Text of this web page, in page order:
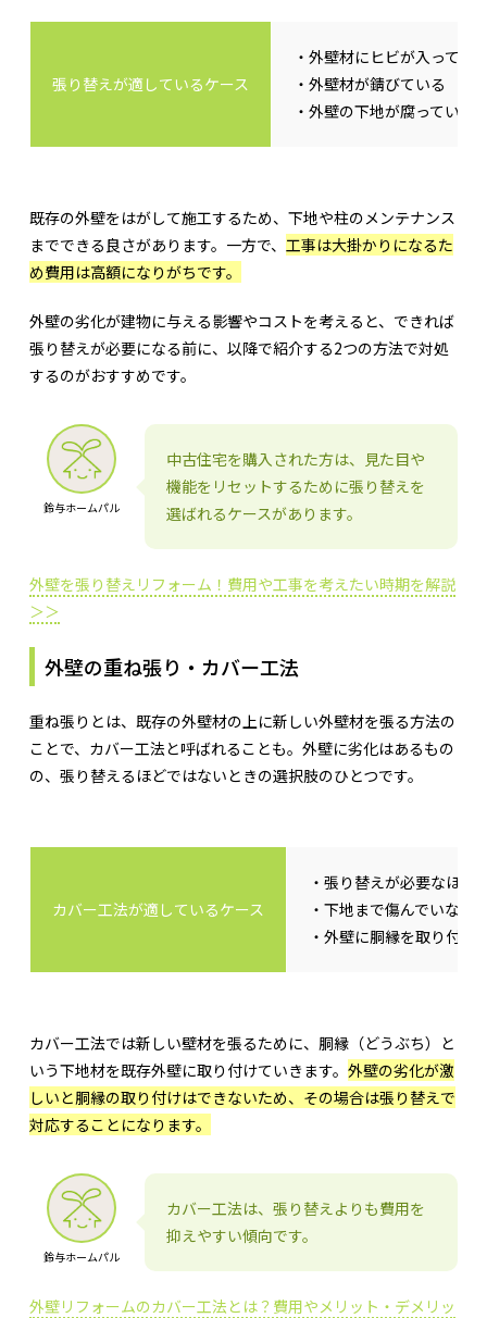
張り替えが適しているケース
・外壁材にヒビが入ってい
・外壁材が錆びている
・外壁の下地が腐っている
既存の外壁をはがして施工するため、下地や柱のメンテナンス
までできる良さがあります。一方で、 工事は大掛かりになるた
め費用は高額になりがちです。
外壁の劣化が建物に与える影響やコストを考えると、できれば
張り替えが必要になる前に、以降で紹介する2つの方法で対処
するのがおすすめです。
鈴与ホームパル
中古住宅を購入された方は、見た目や
機能をリセットするために張り替えを
選ばれるケースがあります。
外壁を張り替えリフォーム！費用や工事を考えたい時期を解説
＞＞
外壁の重ね張り・カバー工法
重ね張りとは、既存の外壁材の上に新しい外壁材を張る方法の
ことで、カバー工法と呼ばれることも。外壁に劣化はあるもの
の、張り替えるほどではないときの選択肢のひとつです。
カバー工法が適しているケース
・張り替えが必要なほど
・下地まで傷んでいない
・外壁に胴縁を取り付け
カバー工法では新しい壁材を張るために、胴縁（どうぶち）と
いう下地材を既存外壁に取り付けていきます。 外壁の劣化が激
しいと胴縁の取り付けはできないため、その場合は張り替えで
対応することになります。
鈴与ホームパル
カバー工法は、張り替えよりも費用を
抑えやすい傾向です。
外壁リフォームのカバー工法とは？費用やメリット・デメリッ